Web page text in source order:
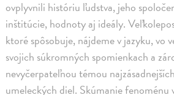
ovplyvnili históriu ľudstva, jeho
inštitúcie, hodnoty aj ideály.
ktoré spôsobuje, nájdeme v jazyku, vo
svojich súkromných spomienkach a
nevyčerpateľnou témou
umeleckých diel. Skúmanie fenoménu